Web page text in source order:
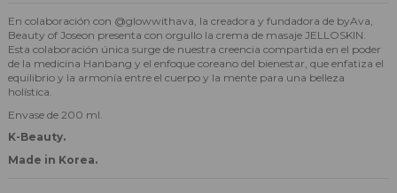
En colaboración con @glowwithava, la creadora y fundadora de byAva,
Beauty of Joseon presenta con orgullo la crema de masaje JELLOSKIN.
Esta colaboración única surge de nuestra creencia compartida en el poder
de la medicina Hanbang y el enfoque coreano del bienestar, que enfatiza el
equilibrio y la armonía entre el cuerpo y la mente para una belleza
holística.
Envase de 200 ml.
K-Beauty.
Made in Korea.